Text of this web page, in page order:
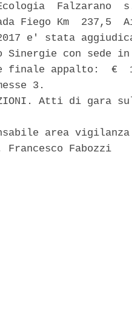
Falzarano
Fiego Km  237,5
e' stata
con sede
finale appalto:  €
3.
Atti di gara
area vigilanza
Francesco Fabozzi